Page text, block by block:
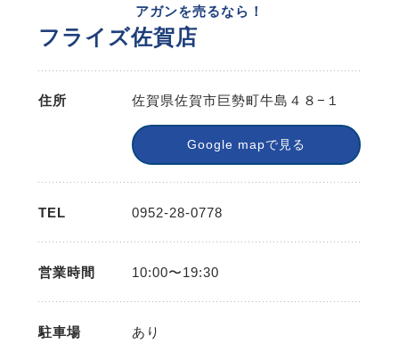
アガンを売るなら！
フライズ佐賀店
住所 佐賀県佐賀市巨勢町牛島４８−１
Google mapで見る
TEL 0952-28-0778
営業時間 10:00〜19:30
駐車場 あり